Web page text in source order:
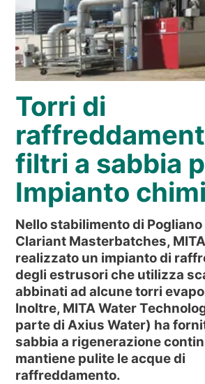
REFERENZE
NEWS & EVENTI
CHI SIAMO
SOSTENIBILITÀ
ARTICOLI TECNICI
AREA RISERVATA
IT EN FR DE PL
CHIAMACI: +39 0382 67599
Torri di
filtri a sabbia
Impianto
Nello stabilimento di
Clariant Masterbatches,
realizzato un impianto di
degli estrusori che utilizza
abbinati ad alcune torri
Inoltre, MITA Water
parte di Axius Water) ha
sabbia a rigenerazione
mantiene pulite le acque di
raffreddamento.